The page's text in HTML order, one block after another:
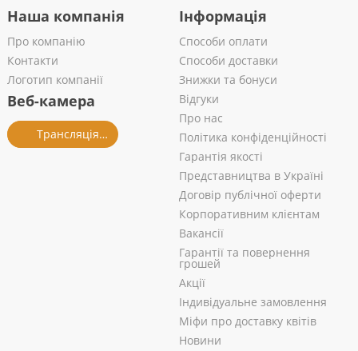
Наша компанія
Про компанію
Контакти
Логотип компанії
Веб-камера
Трансляція із салону
Інформація
Способи оплати
Способи доставки
Знижки та бонуси
Відгуки
Про нас
Політика конфіденційності
Гарантія якості
Представництва в Україні
Договір публічної оферти
Корпоративним клієнтам
Вакансії
Гарантії та повернення
грошей
Акції
Індивідуальне замовлення
Міфи про доставку квітів
Новини